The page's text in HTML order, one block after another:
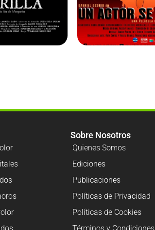
Sobre Nosotros
Quienes Somos
Ediciones
Publicaciones
Políticas de Privacidad
Políticas de Cookies
Términos y Condiciones